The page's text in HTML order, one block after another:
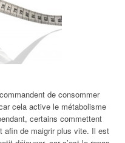
de consommer
cela active le métabolisme
certains commettent
afin de maigrir plus vite. Il est